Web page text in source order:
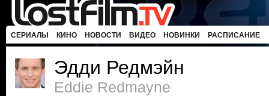
СЕРИАЛЫ КИНО НОВОСТИ ВИДЕО НОВИНКИ РАСПИСАНИЕ
Эдди Редмэйн
Eddie Redmayne